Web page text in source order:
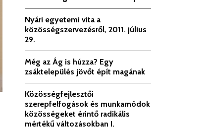
Nyári egyetemi vita a
közösségszervezésről, 2011. július
29.
Még az Ág is húzza? Egy
zsáktelepülés jövőt épít magának
Közösségfejlesztői
szerepfelfogások és munkamódok
közösségeket érintő radikális
mértékű változásokban I.